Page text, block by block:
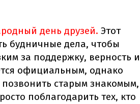
день друзей. Этот
будничные дела, чтобы
за поддержку, верность и
официальным, однако
старым знакомым,
поблагодарить тех, кто